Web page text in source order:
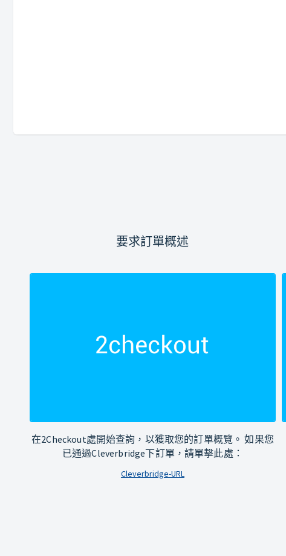
要求訂單概述
在2Checkout處開始查詢，以獲取您的訂單概覽。 如果您
已通過Cleverbridge下訂單，請單擊此處：
Cleverbridge-URL